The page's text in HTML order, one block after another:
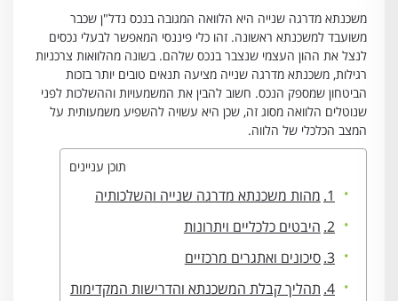
משכנתא מדרגה שנייה היא הלוואה המגובה בנכס נדל"ן שכבר
משועבד למשכנתא ראשונה. זהו כלי פיננסי המאפשר לבעלי נכסים
לנצל את ההון העצמי שנצבר בנכס שלהם. בשונה מהלוואות צרכניות
רגילות, משכנתא מדרגה שנייה מציעה תנאים טובים יותר בזכות
הביטחון שמספק הנכס. חשוב להבין את המשמעויות וההשלכות לפני
שנוטלים הלוואה מסוג זה, שכן היא עשויה להשפיע משמעותית על
המצב הכלכלי של הלווה.
תוכן עניינים
מהות משכנתא מדרגה שנייה והשלכותיה
היבטים כלכליים ויתרונות
סיכונים ואתגרים מרכזיים
תהליך קבלת המשכנתא והדרישות המקדימות